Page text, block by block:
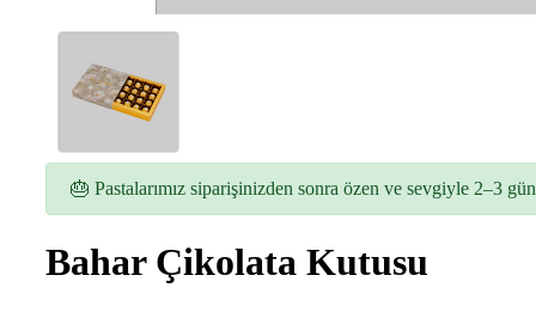
🎂 Pastalarımız siparişinizden sonra özen ve sevgiyle 2–3
Bahar Çikolata Kutusu